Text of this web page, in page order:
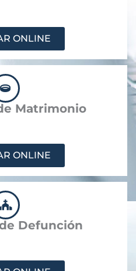
ONLINE
Matrimonio
ONLINE
Defunción